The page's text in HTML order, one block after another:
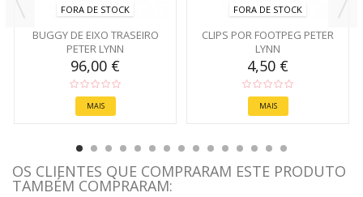
FORA DE STOCK
BUGGY DE EIXO TRASEIRO
PETER LYNN
96,00 €
MAIS
FORA DE STOCK
CLIPS POR FOOTPEG PETER
LYNN
4,50 €
MAIS
OS CLIENTES QUE COMPRARAM ESTE PRODUTO
TAMBÉM COMPRARAM: